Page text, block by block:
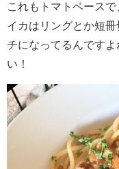
これもトマトベースで
イカはリングとか短
チになってるんですよ
い！